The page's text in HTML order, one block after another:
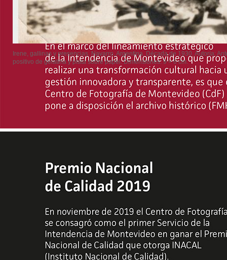
Irene, gallinas y presencias. Navarro, Argentina. Década de 1930. Autoría:
positivo de gelatina y plata sobre papel. Dimensiones: 9 × 6 cm.